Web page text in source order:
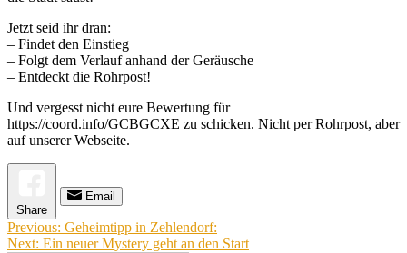
Jetzt seid ihr dran:
– Findet den Einstieg
– Folgt dem Verlauf anhand der Geräusche
– Entdeckt die Rohrpost!
Und vergesst nicht eure Bewertung für
https://coord.info/GCBGCXE zu schicken. Nicht per Rohrpost, aber
auf unserer Webseite.
Share
Email
Beitragsnavigation
Previous: Geheimtipp in Zehlendorf:
Next: Ein neuer Mystery geht an den Start